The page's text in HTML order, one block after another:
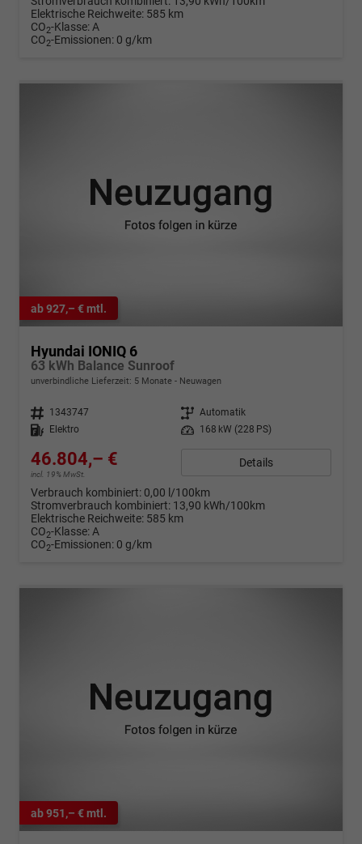
Elektrische Reichweite: 585 km
CO2-Klasse:A
CO2-Emissionen: 0 g/km
ab 927,– € mtl.
Hyundai IONIQ 6
63 kWh Balance Sunroof
unverbindliche Lieferzeit: 5 Monate Neuwagen
Fahrzeugnr. 1343747 Getriebe Automatik
Kraftstoff
Elektro Leistung 168 kW (228 PS)
46.804,– €
incl. 19% MwSt.
Details
Verbrauch kombiniert: 0,00 l/100km
Stromverbrauch kombiniert: 13,90 kWh/100km
Elektrische Reichweite: 585 km
CO2-Klasse:A
CO2-Emissionen: 0 g/km
ab 951,– € mtl.